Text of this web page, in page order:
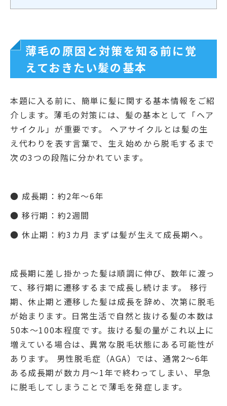
薄毛の原因と対策を知る前に覚
えておきたい髪の基本
本題に入る前に、簡単に髪に関する基本情報をご紹
介します。薄毛の対策には、髪の基本として「ヘア
サイクル」が重要です。 ヘアサイクルとは髪の生
え代わりを表す言葉で、生え始めから脱毛するまで
次の3つの段階に分かれています。
● 成長期：約2年～6年
● 移行期：約2週間
● 休止期：約3カ月 まずは髪が生えて成長期へ。
成長期に差し掛かった髪は順調に伸び、数年に渡っ
て、移行期に遷移するまで成長し続けます。 移行
期、休止期と遷移した髪は成長を辞め、次第に脱毛
が始まります。日常生活で自然と抜ける髪の本数は
50本～100本程度です。抜ける髪の量がこれ以上に
増えている場合は、異常な脱毛状態にある可能性が
あります。 男性脱毛症（AGA）では、通常2～6年
ある成長期が数カ月～1年で終わってしまい、早急
に脱毛してしまうことで薄毛を発症します。